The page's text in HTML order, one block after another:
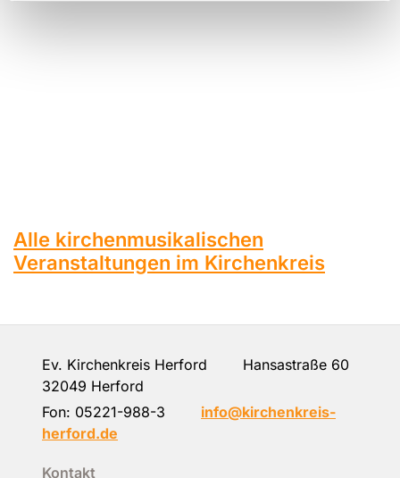
Alle kirchenmusikalischen
Veranstaltungen im Kirchenkreis
Ev. Kirchenkreis Herford Hansastraße 60
32049 Herford
Fon: 05221-988-3
info@kirchenkreis-
herford.de
Kontakt